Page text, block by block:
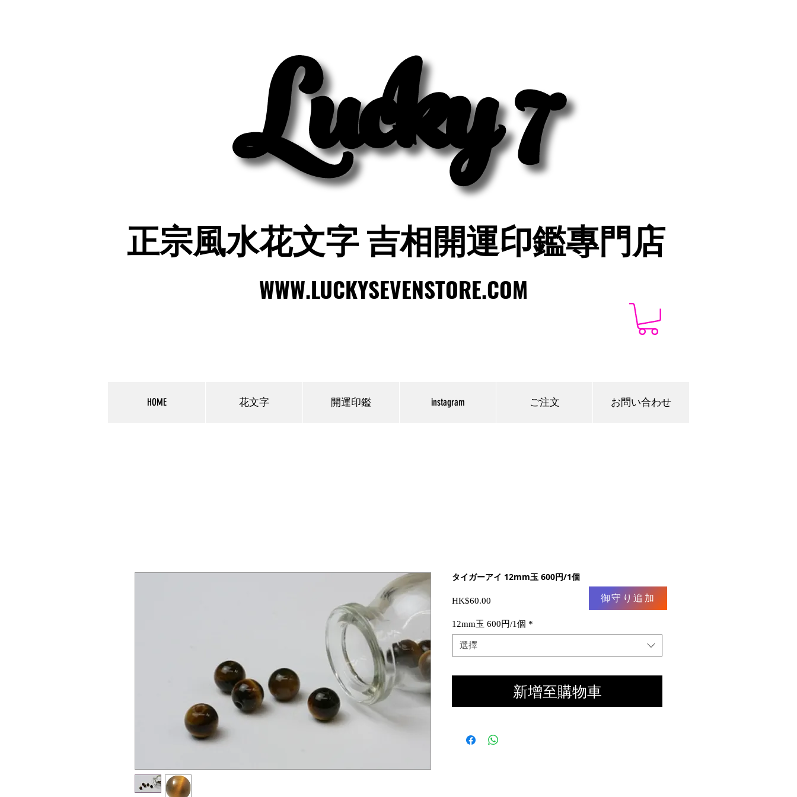
Lucky 7
Lucky 7
正宗風水花文字 吉相開運印鑑專門店
正宗風水花文字 吉相開運印鑑專門店
WWW.LUCKYSEVENSTORE.COM
WWW.LUCKYSEVENSTORE.COM
HOME 花文字 開運印鑑 instagram ご注文 お問い合わせ
タイガーアイ 12mm玉 600円/1個
HK$60.00
12mm玉 600円/1個 *
選擇
新增至購物車
御守り追加